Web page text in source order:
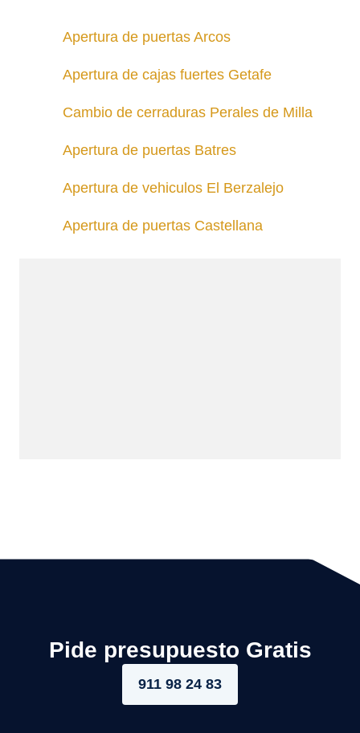
Apertura de puertas Arcos
Apertura de cajas fuertes Getafe
Cambio de cerraduras Perales de Milla
Apertura de puertas Batres
Apertura de vehiculos El Berzalejo
Apertura de puertas Castellana
Pide presupuesto Gratis
911 98 24 83